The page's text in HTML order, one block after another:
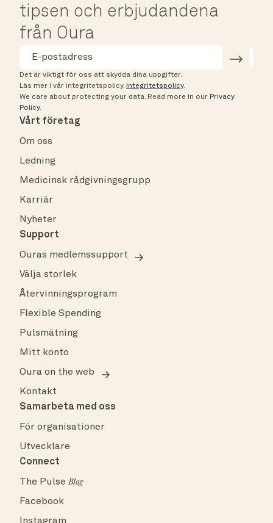
tipsen och erbjudandena
från Oura
Det är viktigt för oss att skydda dina uppgifter.
Läs mer i vår integritetspolicy. Integritetspolicy.
We care about protecting your data. Read more in our Privacy
Policy.
Vårt företag
Om oss
Ledning
Medicinsk rådgivningsgrupp
Karriär
Nyheter
Support
Ouras medlemssupport
Välja storlek
Återvinningsprogram
Flexible Spending
Pulsmätning
Mitt konto
Oura on the web
Kontakt
Samarbeta med oss
För organisationer
Utvecklare
Connect
The PulseBlog
Facebook